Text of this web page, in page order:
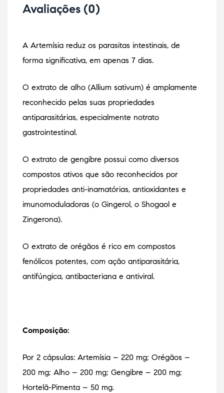
Avaliações (0)
A Artemísia reduz os parasitas intestinais, de
forma significativa, em apenas 7 dias.
O extrato de alho (Allium sativum) é amplamente
reconhecido pelas suas propriedades
antiparasitárias, especialmente notrato
gastrointestinal.
O extrato de gengibre possui como diversos
compostos ativos que são reconhecidos por
propriedades anti-inamatórias, antioxidantes e
imunomoduladoras (o Gingerol, o Shogaol e
Zingerona).
O extrato de orégãos é rico em compostos
fenólicos potentes, com ação antiparasitária,
antifúngica, antibacteriana e antiviral.
Composição:
Por 2 cápsulas: Artemísia – 220 mg; Orégãos –
200 mg; Alho – 200 mg; Gengibre – 200 mg;
Hortelã-Pimenta – 50 mg.